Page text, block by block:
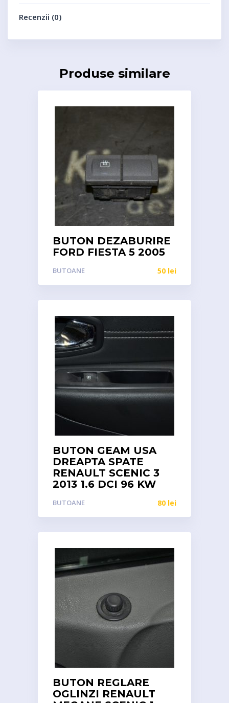
Recenzii (0)
Produse similare
BUTON DEZABURIRE
FORD FIESTA 5 2005
BUTOANE 50 lei
BUTON GEAM USA
DREAPTA SPATE
RENAULT SCENIC 3
2013 1.6 DCI 96 KW
BUTOANE 80 lei
BUTON REGLARE
OGLINZI RENAULT